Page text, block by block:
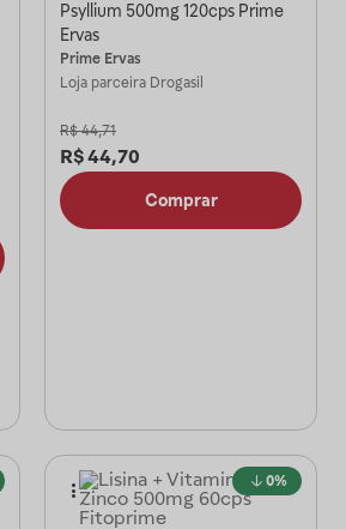
Psyllium 500mg 120cps Prime
Ervas
Prime Ervas
Loja parceira Drogasil
R$ 44,71
R$44,70
Comprar
0%